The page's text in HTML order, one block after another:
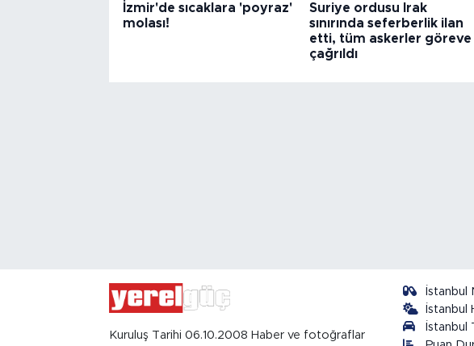
İzmir'de sıcaklara 'poyraz'
molası!
Suriye ordusu Irak
sınırında seferberlik ilan
etti, tüm askerler göreve
çağrıldı
Kuruluş Tarihi 06.10.2008 Haber ve fotoğraflar
İstanbul
İstanbul
İstanbul